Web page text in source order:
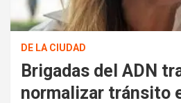
DE LA CIUDAD
Brigadas del ADN
normalizar tránsito